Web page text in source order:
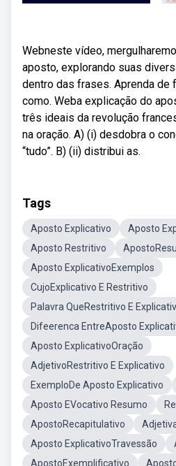
Webneste vídeo,
aposto, explorando suas
dentro das frases. Aprenda de
como. Weba explicação do
três ideais da revolução
na oração. A) (i) desdobra o
“tudo”. B) (ii) distribui as.
Tags
Aposto Explicativo
Aposto
Aposto Restritivo
Aposto ExplicativoExemplos
CujoExplicativo E Restritivo
Palavra QueRestritivo E
Difeerenca EntreAposto
Aposto ExplicativoOração
AdjetivoRestritivo E Explicativo
ExemploDe Aposto Explicativo
Aposto EVocativo Resumo
ApostoRecapitulativo
Aposto ExplicativoTravessão
ApostoExemplificativo